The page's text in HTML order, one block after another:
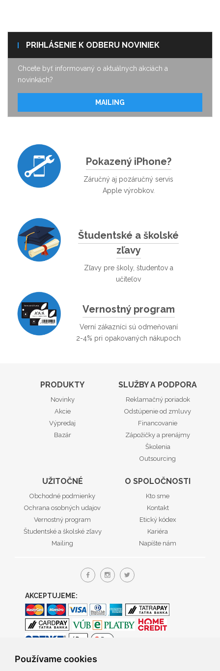
Používame cookies
PRIHLÁSENIE K ODBERU NOVINIEK
Chcete byť informovaný o aktuálnych akciách a
novinkách?
MAILING
Pokazený iPhone?
Záručný aj pozáručný servis
Apple výrobkov.
Študentské a školské
zľavy
Zľavy pre školy, študentov a
učiteľov
Vernostný program
Verní zákazníci sú odmeňovaní
2-4% pri opakovaných nákupoch
PRODUKTY
Novinky
Akcie
Výpredaj
Bazár
SLUŽBY A PODPORA
Reklamačný poriadok
Odstúpenie od zmluvy
Financovanie
Zápožičky a prenájmy
Školenia
Outsourcing
UŽITOČNÉ
Obchodné podmienky
Ochrana osobných udajov
Vernostný program
Študentské a školské zľavy
Mailing
O SPOLOČNOSTI
Kto sme
Kontakt
Etický kódex
Kariéra
Napíšte nám
AKCEPTUJEME: